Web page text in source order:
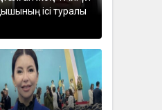
ісі туралы